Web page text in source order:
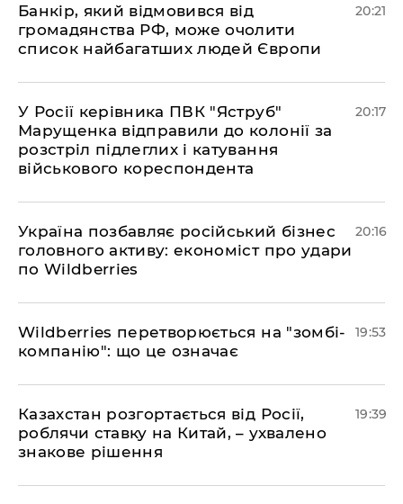
​Банкір, який відмовився від
громадянства РФ, може очолити
список найбагатших людей Європи
20:21
​У Росії керівника ПВК "Яструб"
Марущенка відправили до колонії за
розстріл підлеглих і катування
військового кореспондента
20:17
​Україна позбавляє російський бізнес
головного активу: економіст про удари
по Wildberries
20:16
​Wildberries перетворюється на "зомбі-
компанію": що це означає
19:53
​Казахстан розгортається від Росії,
роблячи ставку на Китай, – ухвалено
знакове рішення
19:39